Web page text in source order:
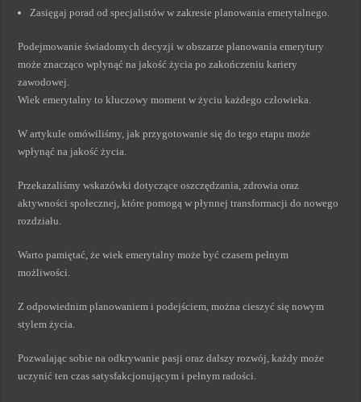
Zasięgaj porad od specjalistów w zakresie planowania emerytalnego.
Podejmowanie świadomych decyzji w obszarze planowania emerytury
może znacząco wpłynąć na jakość życia po zakończeniu kariery
zawodowej.
Wiek emerytalny to kluczowy moment w życiu każdego człowieka.
W artykule omówiliśmy, jak przygotowanie się do tego etapu może
wpłynąć na jakość życia.
Przekazaliśmy wskazówki dotyczące oszczędzania, zdrowia oraz
aktywności społecznej, które pomogą w płynnej transformacji do nowego
rozdziału.
Warto pamiętać, że wiek emerytalny może być czasem pełnym
możliwości.
Z odpowiednim planowaniem i podejściem, można cieszyć się nowym
stylem życia.
Pozwalając sobie na odkrywanie pasji oraz dalszy rozwój, każdy może
uczynić ten czas satysfakcjonującym i pełnym radości.